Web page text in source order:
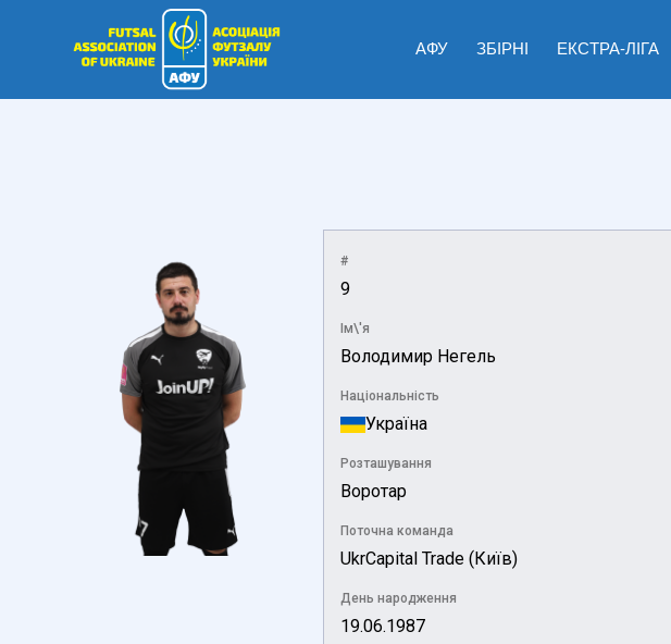
АФУ ЗБІРНІ ЕКСТРА-ЛІГА
#
9
Ім\'я
Володимир Негель
Національність
Україна
Розташування
Воротар
Поточна команда
UkrCapital Trade (Київ)
День народження
19.06.1987